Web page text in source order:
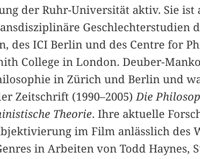
der Ruhr-Universität aktiv. Sie ist
Geschlechterstudien
des ICI Berlin und des Centre for
College in London. Deuber-
in Zürich und Berlin und
Zeitschrift (1990–2005) Die
Theorie. Ihre aktuelle
im Film anlässlich des
in Arbeiten von Todd Haynes,